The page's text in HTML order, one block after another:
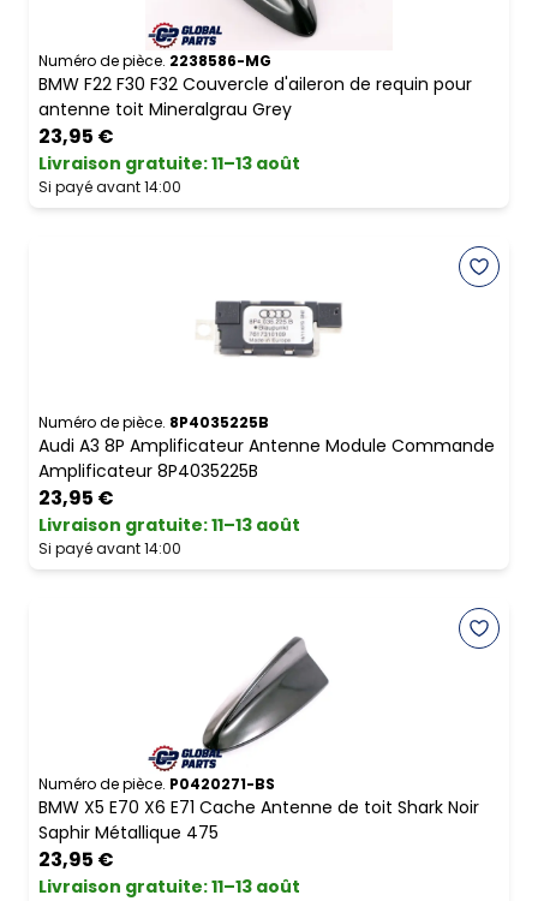
Numéro de pièce. 2238586-MG
BMW F22 F30 F32 Couvercle d'aileron de requin pour
antenne toit Mineralgrau Grey
23,95 €
Livraison gratuite:11–13 août
Si payé avant 14:00
Numéro de pièce. 8P4035225B
Audi A3 8P Amplificateur Antenne Module Commande
Amplificateur 8P4035225B
23,95 €
Livraison gratuite:11–13 août
Si payé avant 14:00
Numéro de pièce. P0420271-BS
BMW X5 E70 X6 E71 Cache Antenne de toit Shark Noir
Saphir Métallique 475
23,95 €
Livraison gratuite:11–13 août